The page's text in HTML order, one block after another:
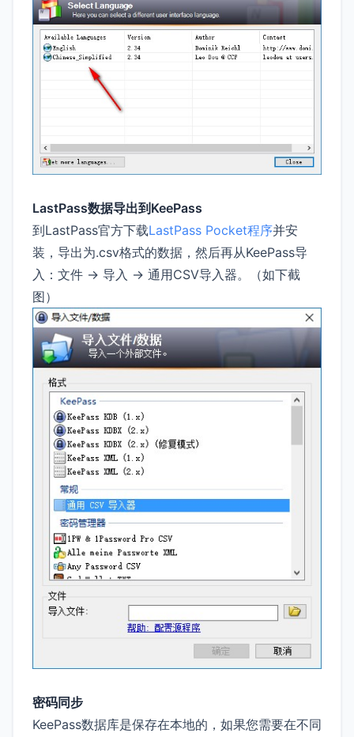
LastPass数据导出到KeePass
到LastPass官方下载LastPass Pocket程序并安
装，导出为.csv格式的数据，然后再从KeePass导
入：文件 -> 导入 -> 通用CSV导入器。（如下截
图）
密码同步
KeePass数据库是保存在本地的，如果您需要在不同